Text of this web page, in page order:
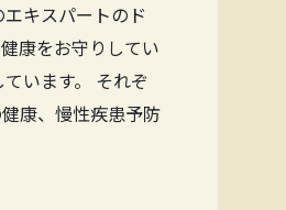
キスパートのド
康をお守りしてい
います。 それぞ
康、慢性疾患予防